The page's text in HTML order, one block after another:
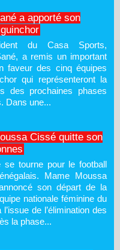
a apporté son
du Casa Sports,
a remis un important
faveur des cinq équipes
qui représenteront la
des prochaines phases
Dans une...
Cissé quitte son
se tourne pour le football
Mame Moussa
son départ de la
nationale féminine du
l’issue de l’élimination des
la phase...